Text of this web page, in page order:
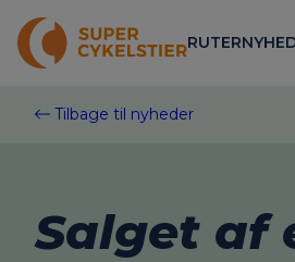
Spring
indhold
RUTER
Tilbage til nyheder
Salget af